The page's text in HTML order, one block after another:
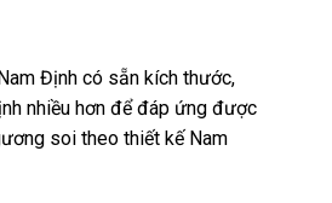
Định có sẵn kích thước,
nhiều hơn để đáp ứng được
soi theo thiết kế Nam